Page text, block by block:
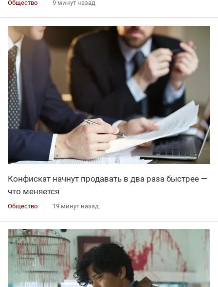
Общество 9 минут назад
Конфискат начнут продавать в два раза быстрее —
что меняется
Общество 19 минут назад